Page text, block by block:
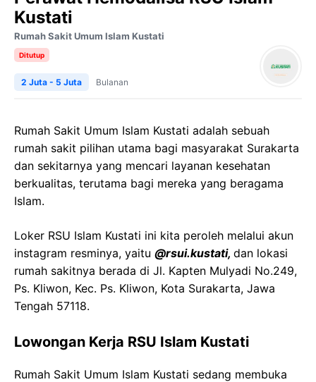
Kustati
Rumah Sakit Umum Islam Kustati
Ditutup
2 Juta - 5 Juta Bulanan
Rumah Sakit Umum Islam Kustati adalah sebuah
rumah sakit pilihan utama bagi masyarakat Surakarta
dan sekitarnya yang mencari layanan kesehatan
berkualitas, terutama bagi mereka yang beragama
Islam.
Loker RSU Islam Kustati ini kita peroleh melalui akun
instagram resminya, yaitu @rsui.kustati, dan lokasi
rumah sakitnya berada di Jl. Kapten Mulyadi No.249,
Ps. Kliwon, Kec. Ps. Kliwon, Kota Surakarta, Jawa
Tengah 57118.
Lowongan Kerja RSU Islam Kustati
Rumah Sakit Umum Islam Kustati sedang membuka